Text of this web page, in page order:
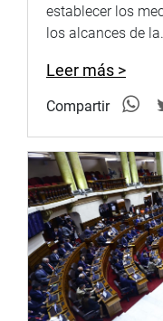
establecer los
los alcances de
Leer más >
Compartir